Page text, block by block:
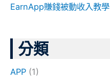
EarnApp賺錢被動收入教學
分類
APP (1)